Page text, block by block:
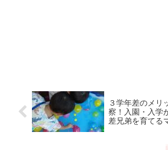
３学年差のメリ
察！入園・入学
差兄弟を育てる